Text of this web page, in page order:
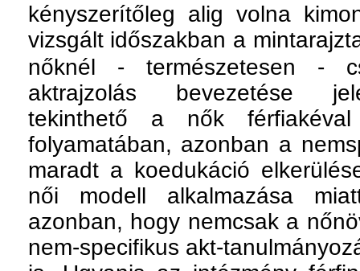
kényszerítőleg alig volna
vizsgált időszakban a
nőknél - természetesen -
aktrajzolás bevezetése
tekinthető a nők férfiakéval
folyamatában, azonban a
maradt a koedukáció
női modell alkalmazása
azonban, hogy nemcsak a
nem-specifikus akt-